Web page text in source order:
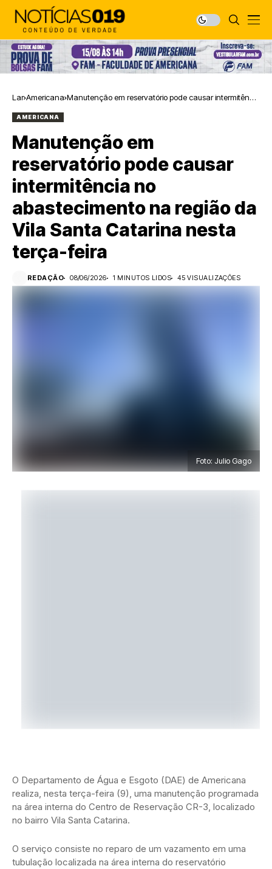
Lar Americana Manutenção em reservatório pode causar intermitência
AMERICANA
Manutenção em
reservatório pode causar
intermitência no
abastecimento na região da
Vila Santa Catarina nesta
terça-feira
REDAÇÃO 08/06/2026 1 MINUTOS LIDOS 45 VISUALIZAÇÕES
Foto: Julio Gago
O Departamento de Água e Esgoto (DAE) de Americana
realiza, nesta terça-feira (9), uma manutenção programada
na área interna do Centro de Reservação CR-3, localizado
no bairro Vila Santa Catarina.
O serviço consiste no reparo de um vazamento em uma
tubulação localizada na área interna do reservatório